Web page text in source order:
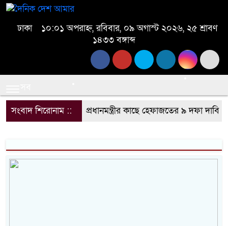
ঢাকা
১০:০১ অপরাহ্ন, রবিবার, ০৯ অগাস্ট ২০২৬, ২৫ শ্রাবণ
১৪৩৩ বঙ্গাব্দ
সংবাদ শিরোনাম ::
প্রধানমন্ত্রীর কাছে হেফাজতের ৯ দফা দাবি